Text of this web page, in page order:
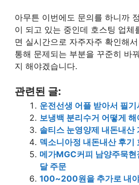
아무튼 이번에도 문의를 하니까
이 되고 있는 중인데 호스팅 업체
면 실시간으로 자주자주 확인해
통해 문제되는 부분을 꾸준히 바
지 해야겠습니다.
관련된 글:
운전선생 어플 받아서 필
보냉백 분리수거 어떻게 해
솔티스 눈영양제 내돈내산
덱소니아정 내돈내산 후기
메가MGC커피 남양주묵현
달 주문
100~200원을 추가로 내